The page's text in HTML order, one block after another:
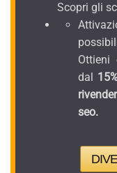
Scopri gli
Ottieni
dal
seo.